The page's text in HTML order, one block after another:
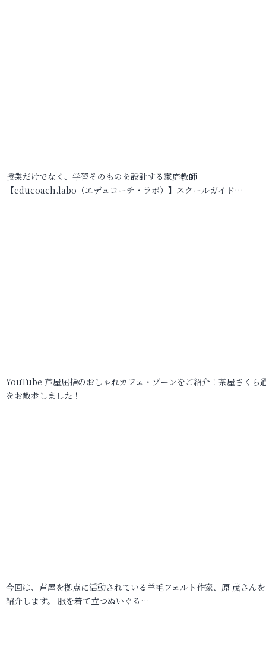
授業だけでなく、学習そのものを設計する家庭教師
【educoach.labo（エデュコーチ・ラボ）】スクールガイド…
YouTube 芦屋屈指のおしゃれカフェ・ゾーンをご紹介！茶屋さくら
をお散歩しました！
今回は、芦屋を拠点に活動されている羊毛フェルト作家、原 茂さん
紹介します。 服を着て立つぬいぐる…